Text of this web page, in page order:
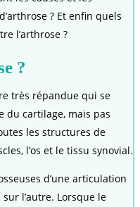
? Et enfin quels
l’arthrose ?
?
très répandue qui se
du cartilage, mais pas
les structures de
l’os et le tissu synovial.
d’une articulation
l’autre. Lorsque le